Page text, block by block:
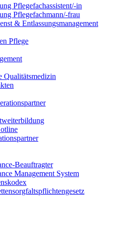
Pflegefachassistent/-in
Pflegefachmann/-frau
& Entlassungsmanagement
Pflege
Qualitätsmedizin
Beauftragter
Management System